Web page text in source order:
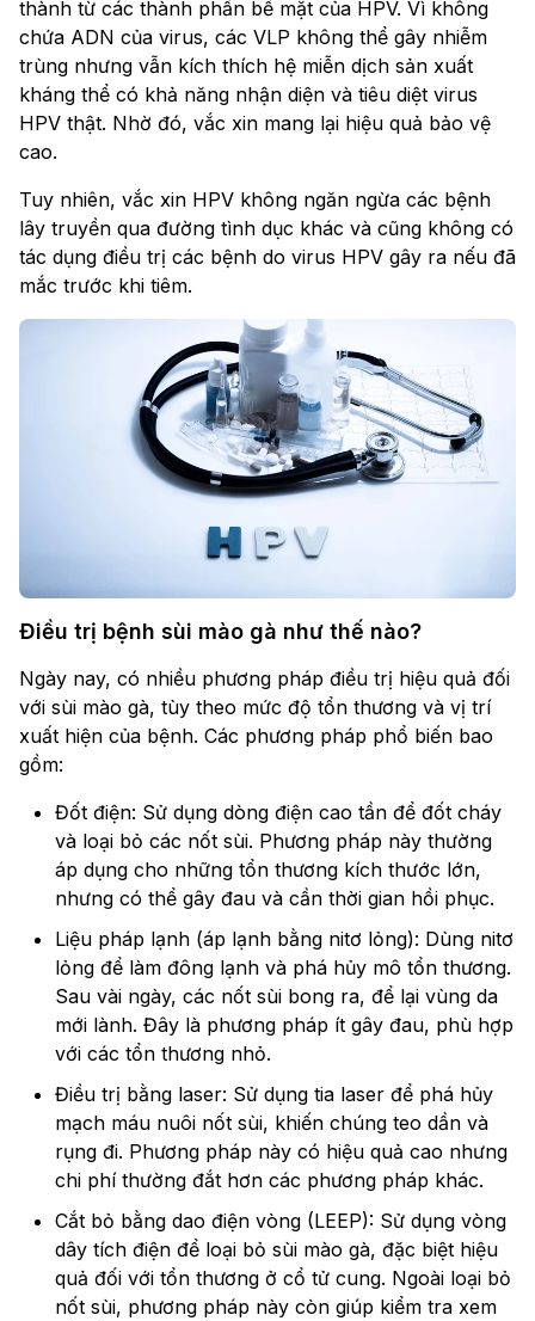
thành từ các thành phần bề mặt của HPV. Vì không
chứa ADN của virus, các VLP không thể gây nhiễm
trùng nhưng vẫn kích thích hệ miễn dịch sản xuất
kháng thể có khả năng nhận diện và tiêu diệt virus
HPV thật. Nhờ đó, vắc xin mang lại hiệu quả bảo vệ
cao.
Tuy nhiên, vắc xin HPV không ngăn ngừa các bệnh
lây truyền qua đường tình dục khác và cũng không có
tác dụng điều trị các bệnh do virus HPV gây ra nếu đã
mắc trước khi tiêm.
Điều trị bệnh sùi mào gà như thế nào?
Ngày nay, có nhiều phương pháp điều trị hiệu quả đối
với sùi mào gà, tùy theo mức độ tổn thương và vị trí
xuất hiện của bệnh. Các phương pháp phổ biến bao
gồm:
Đốt điện: Sử dụng dòng điện cao tần để đốt cháy
và loại bỏ các nốt sùi. Phương pháp này thường
áp dụng cho những tổn thương kích thước lớn,
nhưng có thể gây đau và cần thời gian hồi phục.
Liệu pháp lạnh (áp lạnh bằng nitơ lỏng): Dùng nitơ
lỏng để làm đông lạnh và phá hủy mô tổn thương.
Sau vài ngày, các nốt sùi bong ra, để lại vùng da
mới lành. Đây là phương pháp ít gây đau, phù hợp
với các tổn thương nhỏ.
Điều trị bằng laser: Sử dụng tia laser để phá hủy
mạch máu nuôi nốt sùi, khiến chúng teo dần và
rụng đi. Phương pháp này có hiệu quả cao nhưng
chi phí thường đắt hơn các phương pháp khác.
Cắt bỏ bằng dao điện vòng (LEEP): Sử dụng vòng
dây tích điện để loại bỏ sùi mào gà, đặc biệt hiệu
quả đối với tổn thương ở cổ tử cung. Ngoài loại bỏ
nốt sùi, phương pháp này còn giúp kiểm tra xem